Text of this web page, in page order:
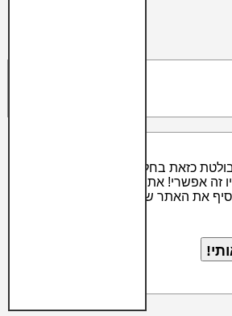
כזאת בחלק העליון של קטגוריה
זה אפשרי! אתר סרצ'יק מאפשר לבעלי
את האתר שלהם לאינדקס האתרים